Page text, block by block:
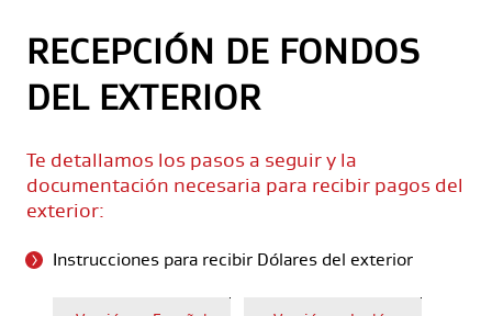
RECEPCIÓN DE FONDOS
DEL EXTERIOR
Te detallamos los pasos a seguir y la
documentación necesaria para recibir pagos del
exterior:
Instrucciones para recibir Dólares del exterior